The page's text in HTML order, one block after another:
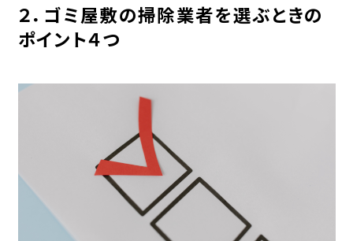
２．ゴミ屋敷の掃除業者を選ぶときの
ポイント４つ